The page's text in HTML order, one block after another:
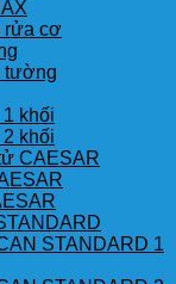
rửa cơ
tường
khối
khối
CAESAR
STANDARD 1